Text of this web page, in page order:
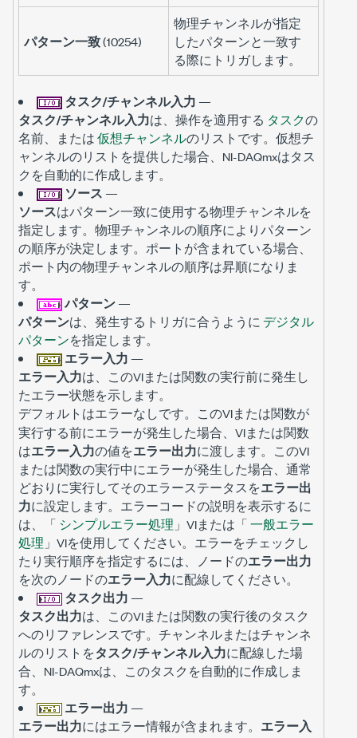
パターン一致(10254)
物理チャンネルが指定
したパターンと一致す
る際にトリガします。
タスク/チャンネル入力 —
タスク/チャンネル入力は、操作を適用する タスクの
名前、または仮想チャンネルのリストです。仮想チ
ャンネルのリストを提供した場合、NI-DAQmxはタス
クを自動的に作成します。
ソース —
ソースはパターン一致に使用する物理チャンネルを
指定します。物理チャンネルの順序によりパターン
の順序が決定します。ポートが含まれている場合、
ポート内の物理チャンネルの順序は昇順になりま
す。
パターン—
パターンは、発生するトリガに合うように デジタル
パターンを指定します。
エラー入力 —
エラー入力は、このVIまたは関数の実行前に発生し
たエラー状態を示します。
デフォルトはエラーなしです。このVIまたは関数が
実行する前にエラーが発生した場合、VIまたは関数
はエラー入力の値をエラー出力に渡します。このVI
または関数の実行中にエラーが発生した場合、通常
どおりに実行してそのエラーステータスをエラー出
力に設定します。エラーコードの説明を表示するに
は、「 シンプルエラー処理 」VIまたは「一般エラー
処理 」VIを使用してください。エラーをチェックし
たり実行順序を指定するには、ノードのエラー出力
を次のノードのエラー入力に配線してください。
タスク出力 —
タスク出力は、このVIまたは関数の実行後のタスク
へのリファレンスです。チャンネルまたはチャンネ
ルのリストをタスク/チャンネル入力に配線した場
合、NI-DAQmxは、このタスクを自動的に作成しま
す。
エラー出力 —
エラー出力にはエラー情報が含まれます。 エラー入